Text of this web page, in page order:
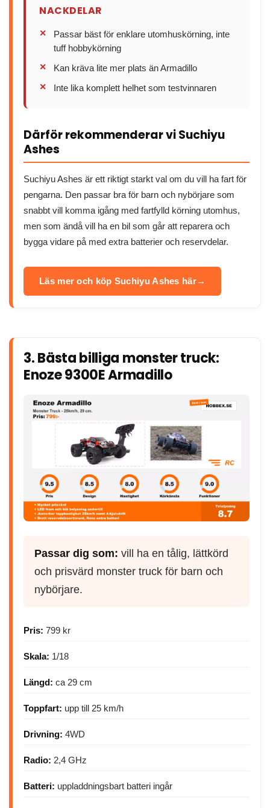
NACKDELAR
Passar bäst för enklare utomhuskörning, inte
tuff hobbykörning
Kan kräva lite mer plats än Armadillo
Inte lika komplett helhet som testvinnaren
Därför rekommenderar vi Suchiyu
Ashes
Suchiyu Ashes är ett riktigt starkt val om du vill ha fart för
pengarna. Den passar bra för barn och nybörjare som
snabbt vill komma igång med fartfylld körning utomhus,
men som ändå vill ha en bil som går att reparera och
bygga vidare på med extra batterier och reservdelar.
Läs mer och köp Suchiyu Ashes här
3. Bästa billiga monster truck:
Enoze 9300E Armadillo
Passar dig som: vill ha en tålig, lättkörd
och prisvärd monster truck för barn och
nybörjare.
Pris: 799 kr
Skala: 1/18
Längd: ca 29 cm
Toppfart: upp till 25 km/h
Drivning: 4WD
Radio: 2,4 GHz
Batteri: uppladdningsbart batteri ingår